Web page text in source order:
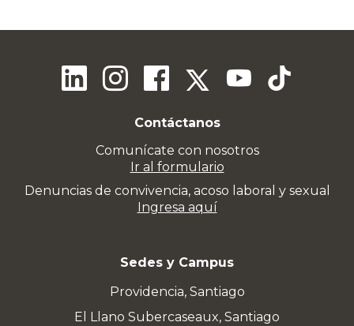
Contáctanos
Comunícate con nosotros
Ir al formulario
Denuncias de convivencia, acoso laboral y sexual
Ingresa aquí
Sedes y Campus
Providencia, Santiago
El Llano Subercaseaux, Santiago